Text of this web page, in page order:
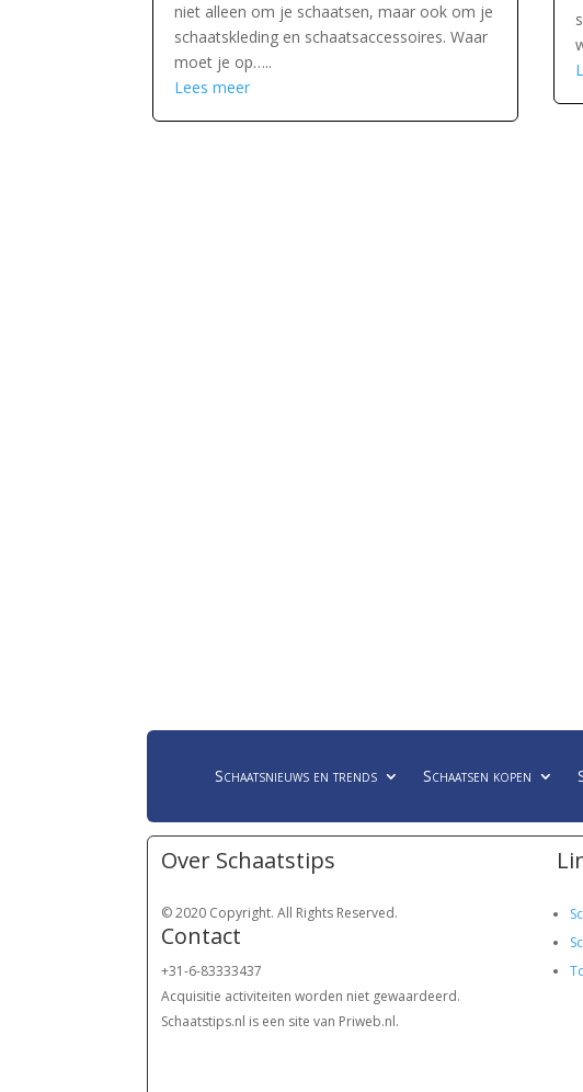
niet alleen om je schaatsen, maar ook om je
schaatskleding en schaatsaccessoires. Waar
moet je op…..
Lees meer
Schaatsnieuws en trends Schaatsen kopen
Over Schaatstips
© 2020 Copyright. All Rights Reserved.
Contact
+31-6-83333437
Acquisitie activiteiten worden niet gewaardeerd.
Schaatstips.nl is een site van Priweb.nl.